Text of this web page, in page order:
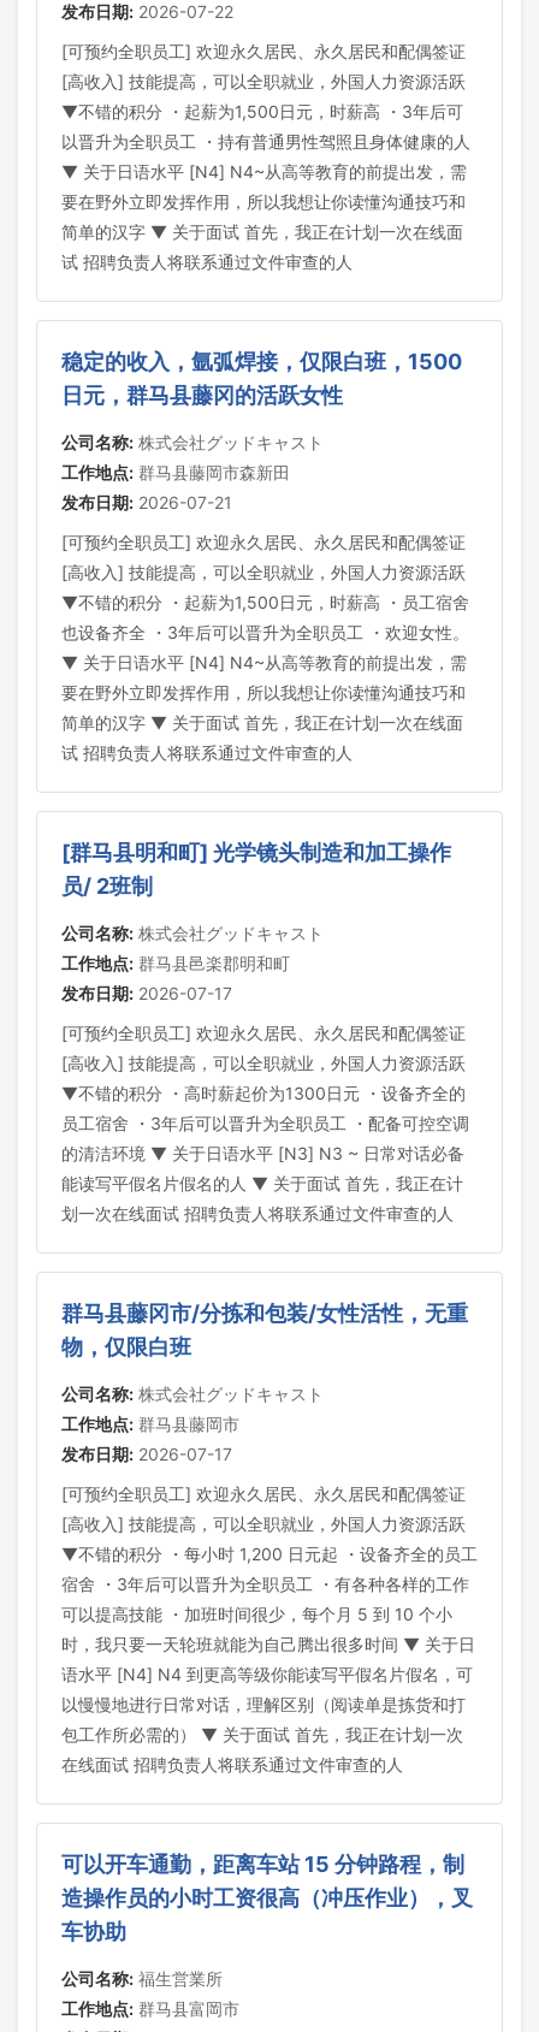
发布日期: 2026-07-22
[可预约全职员工] 欢迎永久居民、永久居民和配偶签证
[高收入] 技能提高，可以全职就业，外国人力资源活跃
▼不错的积分 ・起薪为1,500日元，时薪高 ・3年后可
以晋升为全职员工 ・持有普通男性驾照且身体健康的人
▼ 关于日语水平 [N4] N4~从高等教育的前提出发，需
要在野外立即发挥作用，所以我想让你读懂沟通技巧和
简单的汉字 ▼ 关于面试 首先，我正在计划一次在线面
试 招聘负责人将联系通过文件审查的人
稳定的收入，氩弧焊接，仅限白班，1500
日元，群马县藤冈的活跃女性
公司名称: 株式会社グッドキャスト
工作地点: 群马县藤岡市森新田
发布日期: 2026-07-21
[可预约全职员工] 欢迎永久居民、永久居民和配偶签证
[高收入] 技能提高，可以全职就业，外国人力资源活跃
▼不错的积分 ・起薪为1,500日元，时薪高 ・员工宿舍
也设备齐全 ・3年后可以晋升为全职员工 ・欢迎女性。
▼ 关于日语水平 [N4] N4~从高等教育的前提出发，需
要在野外立即发挥作用，所以我想让你读懂沟通技巧和
简单的汉字 ▼ 关于面试 首先，我正在计划一次在线面
试 招聘负责人将联系通过文件审查的人
[群马县明和町] 光学镜头制造和加工操作
员/ 2班制
公司名称: 株式会社グッドキャスト
工作地点: 群马县邑楽郡明和町
发布日期: 2026-07-17
[可预约全职员工] 欢迎永久居民、永久居民和配偶签证
[高收入] 技能提高，可以全职就业，外国人力资源活跃
▼不错的积分 ・高时薪起价为1300日元 ・设备齐全的
员工宿舍 ・3年后可以晋升为全职员工 ・配备可控空调
的清洁环境 ▼ 关于日语水平 [N3] N3 ~ 日常对话必备
能读写平假名片假名的人 ▼ 关于面试 首先，我正在计
划一次在线面试 招聘负责人将联系通过文件审查的人
群马县藤冈市/分拣和包装/女性活性，无重
物，仅限白班
公司名称: 株式会社グッドキャスト
工作地点: 群马县藤岡市
发布日期: 2026-07-17
[可预约全职员工] 欢迎永久居民、永久居民和配偶签证
[高收入] 技能提高，可以全职就业，外国人力资源活跃
▼不错的积分 ・每小时 1,200 日元起 ・设备齐全的员工
宿舍 ・3年后可以晋升为全职员工 ・有各种各样的工作
可以提高技能 ・加班时间很少，每个月 5 到 10 个小
时，我只要一天轮班就能为自己腾出很多时间 ▼ 关于日
语水平 [N4] N4 到更高等级你能读写平假名片假名，可
以慢慢地进行日常对话，理解区别（阅读单是拣货和打
包工作所必需的） ▼ 关于面试 首先，我正在计划一次
在线面试 招聘负责人将联系通过文件审查的人
可以开车通勤，距离车站 15 分钟路程，制
造操作员的小时工资很高（冲压作业），叉
车协助
公司名称: 福生営業所
工作地点: 群马县富岡市